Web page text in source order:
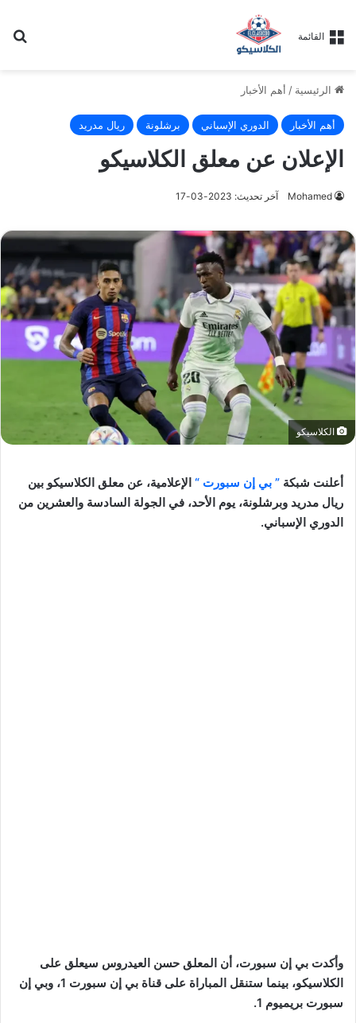
القائمة
الرئيسية / أهم الأخبار
أهم الأخبار الدوري الإسباني برشلونة ريال مدريد
الإعلان عن معلق الكلاسيكو
Mohamed آخر تحديث: 2023-03-17
الكلاسيكو
أعلنت شبكة ” بي إن سبورت “ الإعلامية، عن معلق الكلاسيكو بين
ريال مدريد وبرشلونة، يوم الأحد، في الجولة السادسة والعشرين من
الدوري الإسباني.
وأكدت بي إن سبورت، أن المعلق حسن العيدروس سيعلق على
الكلاسيكو، بينما ستنقل المباراة على قناة بي إن سبورت 1، وبي إن
سبورت بريميوم 1.